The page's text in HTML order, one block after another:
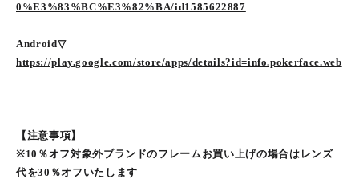
0%E3%83%BC%E3%82%BA/id1585622887
Android▽
https://play.google.com/store/apps/details?id=info.pokerface.web
【注意事項】
※10％オフ対象外ブランドのフレームお買い上げの場合はレンズ
代を30％オフいたします